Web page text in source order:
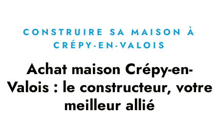
CONSTRUIRE SA MAISON À
CRÉPY-EN-VALOIS
Achat maison Crépy-en-
Valois : le constructeur, votre
meilleur allié